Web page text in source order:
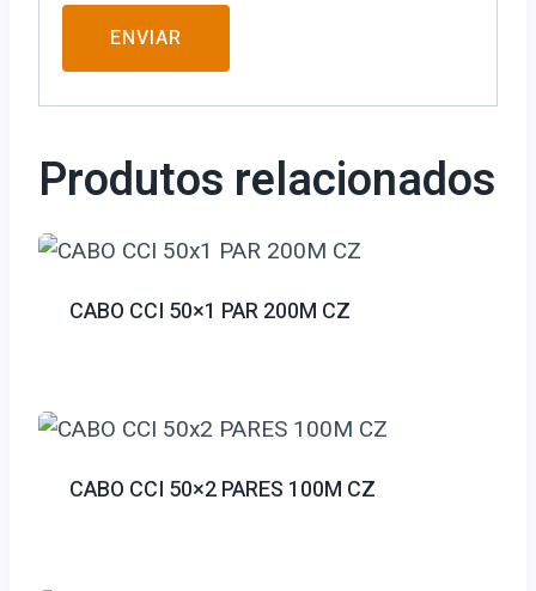
Produtos relacionados
CABO CCI 50×1 PAR 200M CZ
CABO CCI 50×2 PARES 100M CZ